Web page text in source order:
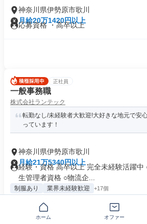
神奈川県伊勢原市歌川
月給20万1420円以上
応募資格 ・高卒以上
正社員
一般事務職
株式会社ランテック
転勤なし/未経験者大歓迎!大好きな地元で安
っています！
神奈川県伊勢原市歌川
月給21万5340円以上
経験・資格 高卒以上 完全未経験活躍中
生管理者資格 ○物流企...
制服あり 業界未経験歓迎 +17個
ホーム オファー